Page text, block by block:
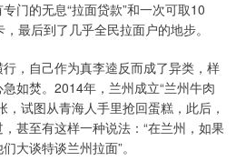
门的无息“拉面贷款”和一次可取10
最后到了几乎全民拉面户的地步。
，自己作为真李逵反而成了异类，样
如焚。2014年，兰州成立“兰州牛肉
，试图从青海人手里抢回蛋糕，此后，
甚至有这样一种说法：“在兰州，如果
大谈特谈兰州拉面”。